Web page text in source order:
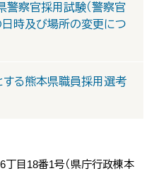
警察官採用試験（警察官
日時及び場所の変更につ
る熊本県職員採用選考
目18番1号（県庁行政棟本